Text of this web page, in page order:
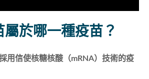
於哪一種疫苗？
用信使核糖核酸（mRNA）技術的疫